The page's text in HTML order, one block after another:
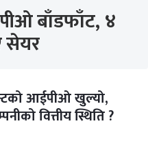
बाँडफाँट, ४
सेयर
आईपीओ खुल्यो,
वित्तीय स्थिति ?